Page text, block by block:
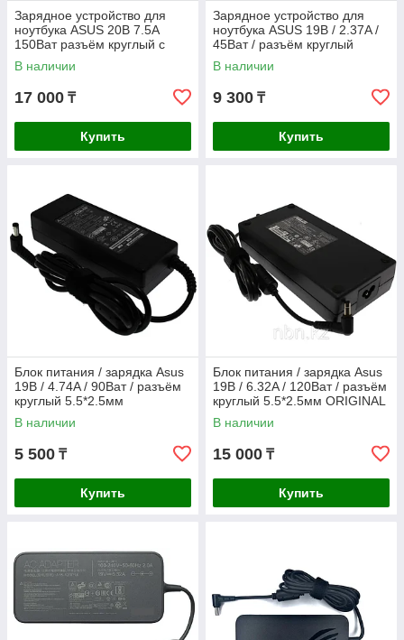
Зарядное устройство для
ноутбука ASUS 20В 7.5A
150Ват разъём круглый с
иглой 6.0*3.7мм ORIGINAL
В наличии
17 000 ₸
Купить
Зарядное устройство для
ноутбука ASUS 19В / 2.37A /
45Ват / разъём круглый
4*1.35мм ORIGINAL
Английская вилка
В наличии
9 300 ₸
Купить
Блок питания / зарядка Asus
19В / 4.74A / 90Ват / разъём
круглый 5.5*2.5мм
В наличии
5 500 ₸
Купить
Блок питания / зарядка Asus
19В / 6.32A / 120Ват / разъём
круглый 5.5*2.5мм ORIGINAL
В наличии
15 000 ₸
Купить